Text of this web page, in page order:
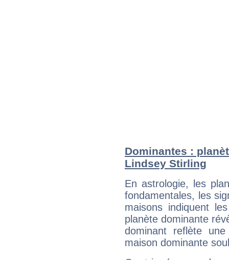
Dominantes :
Lindsey Stirling
En astrologie, les
fondamentales, les
maisons indiquent
planète dominante
dominant reflète
maison dominante